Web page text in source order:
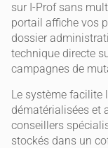
sur I-Prof sans
portail affiche vos
dossier
technique directe
campagnes de
Le système facilite
dématérialisées et
conseillers
stockés dans un